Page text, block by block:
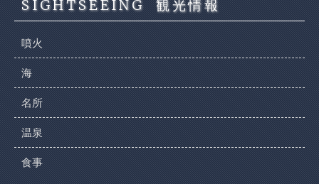
SIGHTSEEING 観光情報
噴火
海
名所
温泉
食事